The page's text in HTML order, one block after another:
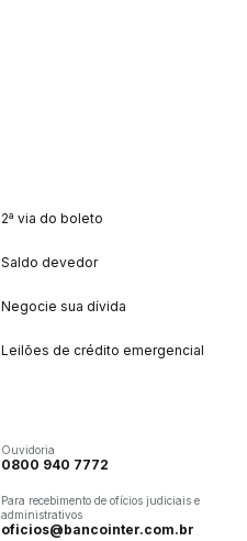
2ª via do boleto
Saldo devedor
Negocie sua dívida
Leilões de crédito emergencial
Ouvidoria
0800 940 7772
Para recebimento de ofícios judiciais e
administrativos
oficios@bancointer.com.br